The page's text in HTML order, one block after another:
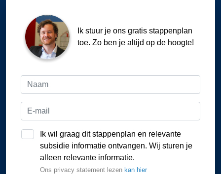
Ik stuur je ons gratis stappenplan
toe. Zo ben je altijd op de hoogte!
Ik wil graag dit stappenplan en relevante
subsidie informatie ontvangen. Wij sturen je
alleen relevante informatie.
Ons privacy statement lezen kan hier